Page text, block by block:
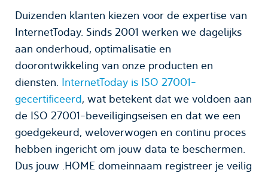
Duizenden klanten kiezen voor de expertise van
InternetToday. Sinds 2001 werken we dagelijks
aan onderhoud, optimalisatie en
doorontwikkeling van onze producten en
diensten. InternetToday is ISO 27001-
gecertificeerd, wat betekent dat we voldoen aan
de ISO 27001-beveiligingseisen en dat we een
goedgekeurd, weloverwogen en continu proces
hebben ingericht om jouw data te beschermen.
Dus jouw .HOME domeinnaam registreer je veilig